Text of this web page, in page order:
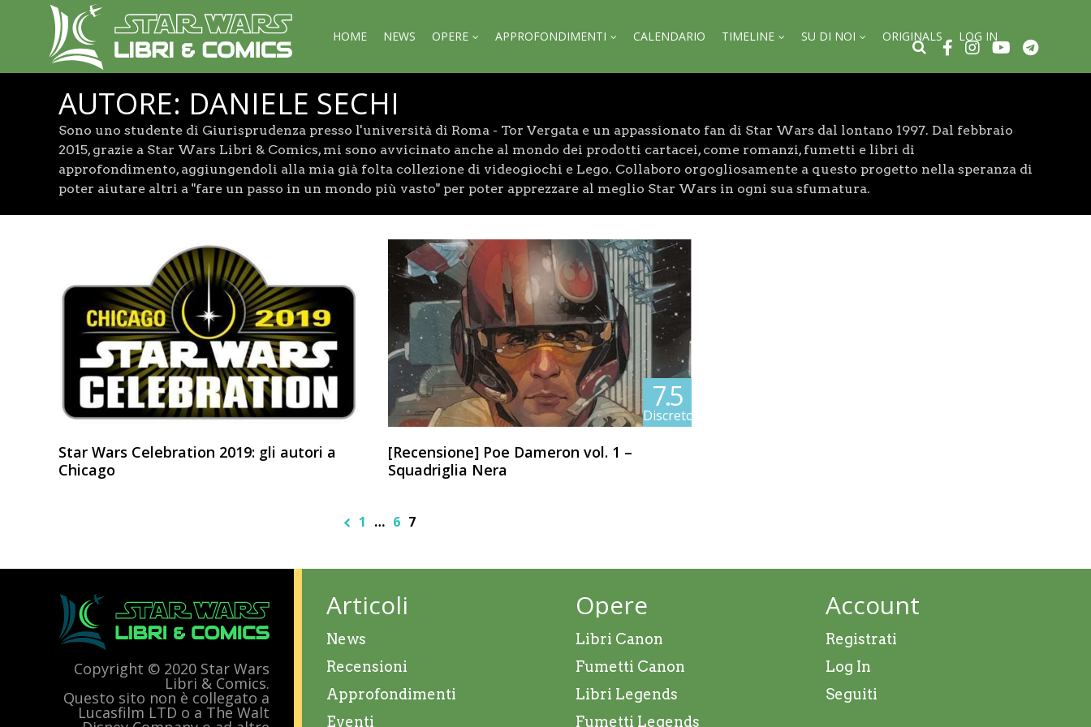
HOME NEWS OPERE APPROFONDIMENTI CALENDARIO TIMELINE SU DI NOI ORIGINALS LOG IN
AUTORE: DANIELE SECHI
Sono uno studente di Giurisprudenza presso l'università di Roma - Tor Vergata e un appassionato fan di Star Wars dal lontano 1997. Dal febbraio
2015, grazie a Star Wars Libri & Comics, mi sono avvicinato anche al mondo dei prodotti cartacei, come romanzi, fumetti e libri di
approfondimento, aggiungendoli alla mia già folta collezione di videogiochi e Lego. Collaboro orgogliosamente a questo progetto nella speranza di
poter aiutare altri a "fare un passo in un mondo più vasto" per poter apprezzare al meglio Star Wars in ogni sua sfumatura.
Star Wars Celebration 2019: gli autori a
Chicago
7.5
Discreto
[Recensione] Poe Dameron vol. 1 –
Squadriglia Nera
1 … 6 7
Copyright © 2020 Star Wars
Libri & Comics.
Questo sito non è collegato a
Lucasfilm LTD o a The Walt
Articoli
News
Recensioni
Approfondimenti
Eventi
Opere
Libri Canon
Fumetti Canon
Libri Legends
Fumetti Legends
Account
Registrati
Log In
Seguiti